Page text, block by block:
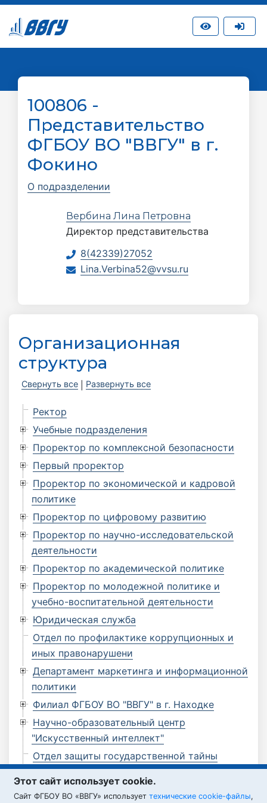
100806 -
Представительство
ФГБОУ ВО "ВВГУ" в г.
Фокино
О подразделении
Вербина Лина Петровна
Директор представительства
8(42339)27052
Lina.Verbina52@vvsu.ru
Организационная
структура
Свернуть все Развернуть все
Ректор
Учебные подразделения
Проректор по комплексной безопасности
Первый проректор
Проректор по экономической и кадровой
политике
Проректор по цифровому развитию
Проректор по научно-исследовательской
деятельности
Проректор по академической политике
Проректор по молодежной политике и
учебно-воспитательной деятельности
Юридическая служба
Отдел по профилактике коррупционных и
иных правонарушени
Департамент маркетинга и информационной
политики
Филиал ФГБОУ ВО "ВВГУ" в г. Находке
Научно-образовательный центр
"Искусственный интеллект"
Отдел защиты государственной тайны
Отдел по мобилизационной работе
Филиал ФГБОУ ВО "ВВГУ" в г. Артеме
Этот сайт использует cookie.
Cайт ФГБОУ ВО «ВВГУ» использует технические cookie-файлы,